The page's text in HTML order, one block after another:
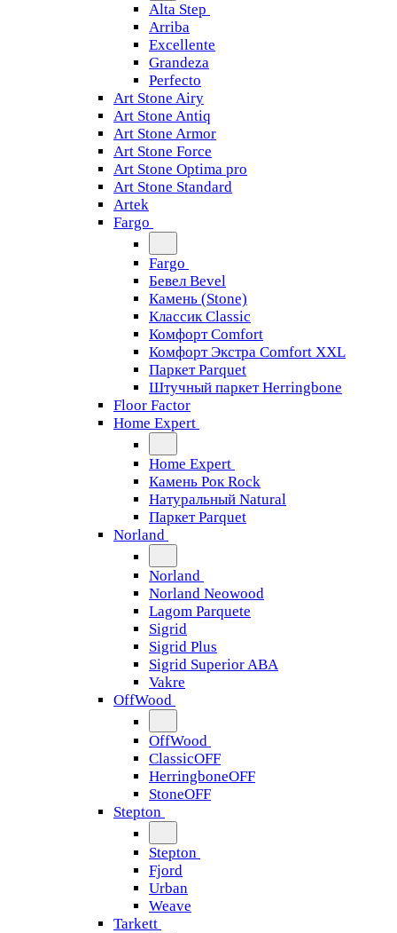
Alta Step
Arriba
Excellente
Grandeza
Perfecto
Art Stone Airy
Art Stone Antiq
Art Stone Armor
Art Stone Force
Art Stone Optima pro
Art Stone Standard
Artek
Fargo
Fargo
Бевел Bevel
Камень (Stone)
Классик Classic
Комфорт Comfort
Комфорт Экстра Comfort XXL
Паркет Parquet
Штучный паркет Herringbone
Floor Factor
Home Expert
Home Expert
Камень Рок Rock
Натуральный Natural
Паркет Parquet
Norland
Norland
Norland Neowood
Lagom Parquete
Sigrid
Sigrid Plus
Sigrid Superior ABA
Vakre
OffWood
OffWood
ClassicOFF
HerringboneOFF
StoneOFF
Stepton
Stepton
Fjord
Urban
Weave
Tarkett